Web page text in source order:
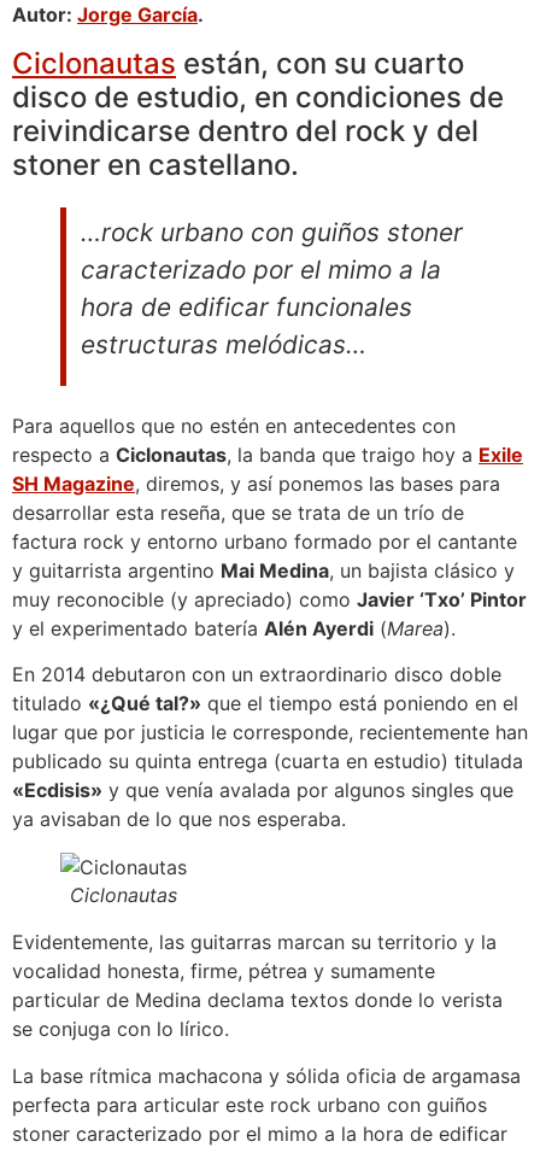
Autor: Jorge García.
Ciclonautas están, con su cuarto
disco de estudio, en condiciones de
reivindicarse dentro del rock y del
stoner en castellano.
…rock urbano con guiños stoner
caracterizado por el mimo a la
hora de edificar funcionales
estructuras melódicas…
Para aquellos que no estén en antecedentes con
respecto a Ciclonautas, la banda que traigo hoy a Exile
SH Magazine, diremos, y así ponemos las bases para
desarrollar esta reseña, que se trata de un trío de
factura rock y entorno urbano formado por el cantante
y guitarrista argentino Mai Medina, un bajista clásico y
muy reconocible (y apreciado) como Javier ‘Txo’ Pintor
y el experimentado batería Alén Ayerdi (Marea).
En 2014 debutaron con un extraordinario disco doble
titulado «¿Qué tal?» que el tiempo está poniendo en el
lugar que por justicia le corresponde, recientemente han
publicado su quinta entrega (cuarta en estudio) titulada
«Ecdisis» y que venía avalada por algunos singles que
ya avisaban de lo que nos esperaba.
Ciclonautas
Evidentemente, las guitarras marcan su territorio y la
vocalidad honesta, firme, pétrea y sumamente
particular de Medina declama textos donde lo verista
se conjuga con lo lírico.
La base rítmica machacona y sólida oficia de argamasa
perfecta para articular este rock urbano con guiños
stoner caracterizado por el mimo a la hora de edificar